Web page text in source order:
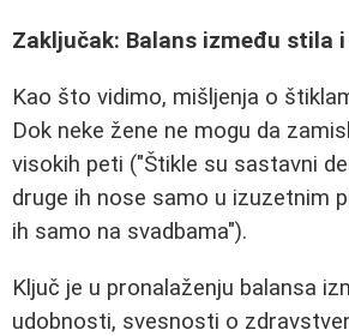
Zaključak: Balans između stila
Kao što vidimo, mišljenja o
Dok neke žene ne mogu da
visokih peti ("Štikle su sastavni
druge ih nose samo u izuzetnim
ih samo na svadbama").
Ključ je u pronalaženju balansa
udobnosti, svesnosti o